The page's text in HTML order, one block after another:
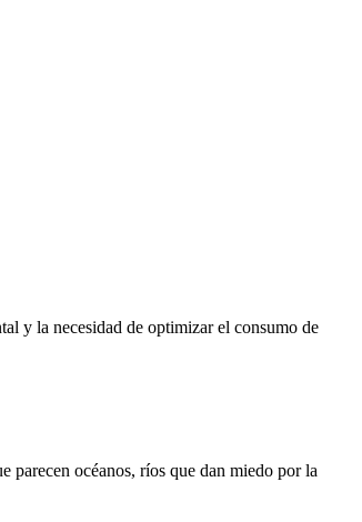
y la necesidad de optimizar el consumo de
parecen océanos, ríos que dan miedo por la